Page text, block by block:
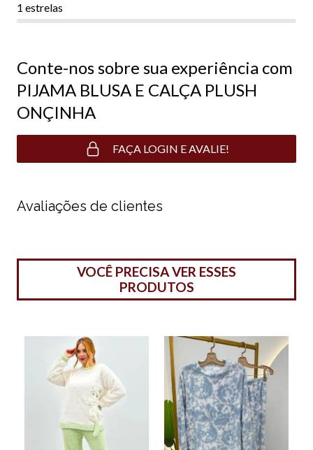
1 estrelas
Conte-nos sobre sua experiência com
PIJAMA BLUSA E CALÇA PLUSH
ONÇINHA
FAÇA LOGIN E AVALIE!
Avaliações de clientes
VOCÊ PRECISA VER ESSES
PRODUTOS